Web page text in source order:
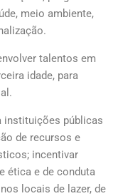
meio ambiente,
talentos em
idade, para
instituições públicas
de recursos e
incentivar
ética e de conduta
locais de lazer, de